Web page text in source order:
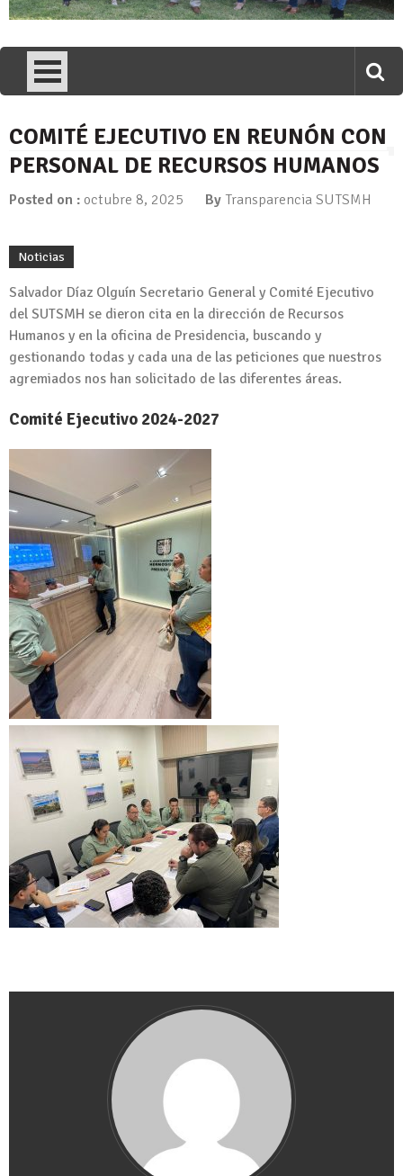
COMITÉ EJECUTIVO EN REUNÓN CON
PERSONAL DE RECURSOS HUMANOS
Posted on : octubre 8, 2025 By Transparencia SUTSMH
Noticias
Salvador Díaz Olguín Secretario General y Comité Ejecutivo
del SUTSMH se dieron cita en la dirección de Recursos
Humanos y en la oficina de Presidencia, buscando y
gestionando todas y cada una de las peticiones que nuestros
agremiados nos han solicitado de las diferentes áreas.
Comité Ejecutivo 2024-2027